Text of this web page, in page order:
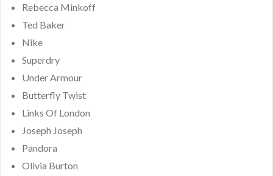
Rebecca Minkoff
Ted Baker
Nike
Superdry
Under Armour
Butterfly Twist
Links Of London
Joseph Joseph
Pandora
Olivia Burton